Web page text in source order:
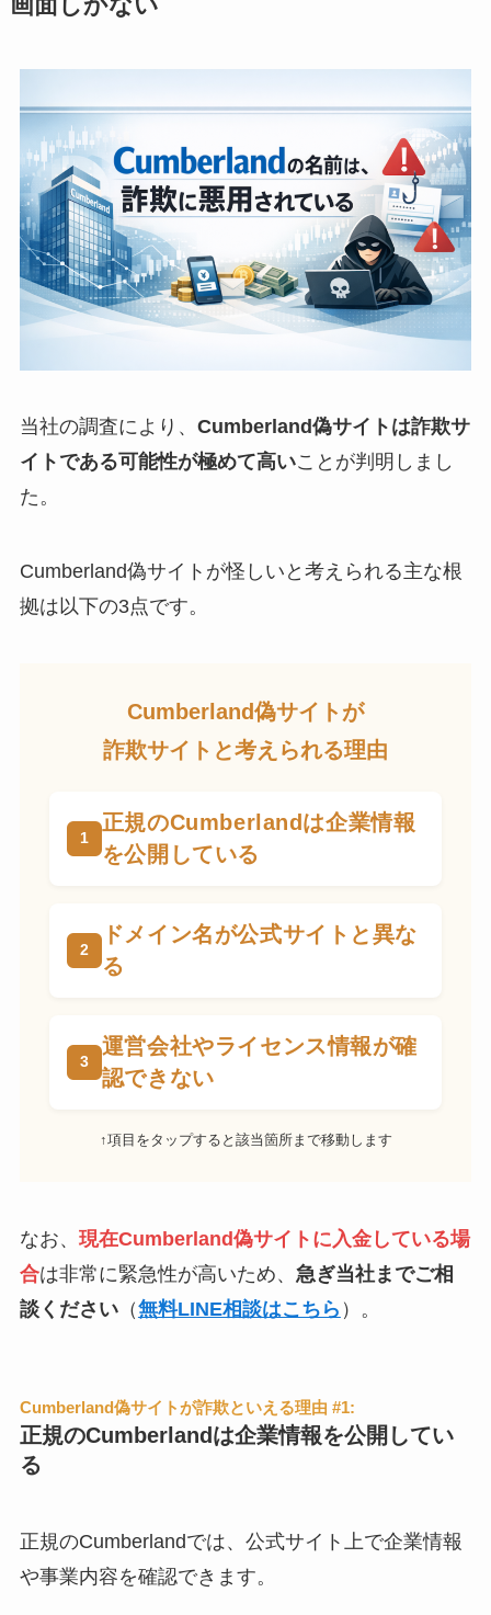
当社の調査により、 Cumberland偽サイトは詐欺サ
イトである可能性が極めて高いことが判明しまし
た。
Cumberland偽サイトが怪しいと考えられる主な根
拠は以下の3点です。
Cumberland偽サイトが
詐欺サイトと考えられる理由
正規のCumberlandは企業情報
を公開している
ドメイン名が公式サイトと異な
る
運営会社やライセンス情報が確
認できない
↑項目をタップすると該当箇所まで移動します
なお、 現在Cumberland偽サイトに入金している場
合は非常に緊急性が高いため、 急ぎ当社までご相
談ください（無料LINE相談はこちら ）。
Cumberland偽サイトが詐欺といえる理由 #1:
正規のCumberlandは企業情報を公開してい
る
正規のCumberlandでは、公式サイト上で企業情報
や事業内容を確認できます。